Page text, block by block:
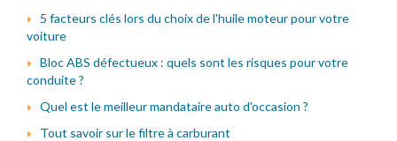
5 facteurs clés lors du choix de l'huile moteur pour votre
voiture
Bloc ABS défectueux : quels sont les risques pour votre
conduite ?
Quel est le meilleur mandataire auto d'occasion ?
Tout savoir sur le filtre à carburant